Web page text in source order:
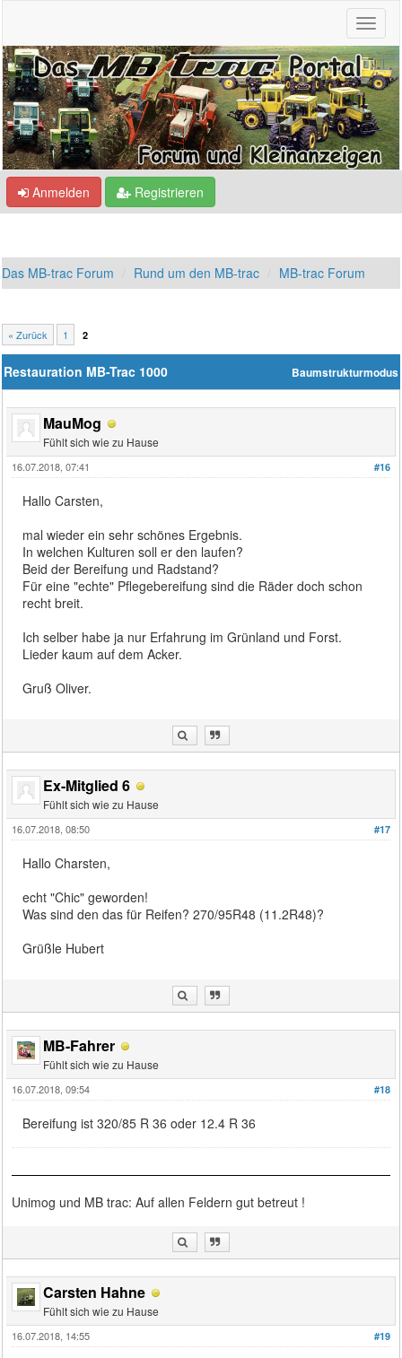
Anmelden Registrieren
Das MB-trac Forum Rund um den MB-trac MB-trac Forum
« Zurück 1 2
Baumstrukturmodus
Restauration MB-Trac 1000
MauMog
Fühlt sich wie zu Hause
#16
16.07.2018, 07:41
Hallo Carsten,
mal wieder ein sehr schönes Ergebnis.
In welchen Kulturen soll er den laufen?
Beid der Bereifung und Radstand?
Für eine "echte" Pflegebereifung sind die Räder doch schon
recht breit.
Ich selber habe ja nur Erfahrung im Grünland und Forst.
Lieder kaum auf dem Acker.
Gruß Oliver.
Ex-Mitglied 6
Fühlt sich wie zu Hause
#17
16.07.2018, 08:50
Hallo Charsten,
echt "Chic" geworden!
Was sind den das für Reifen? 270/95R48 (11.2R48)?
Grüßle Hubert
MB-Fahrer
Fühlt sich wie zu Hause
#18
16.07.2018, 09:54
Bereifung ist 320/85 R 36 oder 12.4 R 36
Unimog und MB trac: Auf allen Feldern gut betreut !
Carsten Hahne
Fühlt sich wie zu Hause
#19
16.07.2018, 14:55